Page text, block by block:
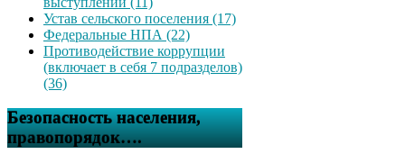
Устав сельского поселения (17)
Федеральные НПА (22)
Противодействие коррупции
(включает в себя 7 подразделов)
(36)
Безопасность населения,
правопорядок….